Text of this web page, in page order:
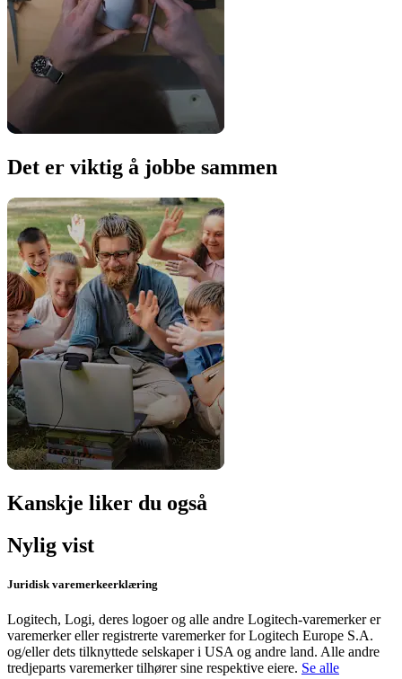
Det er viktig å jobbe sammen
Kanskje liker du også
Nylig vist
Juridisk varemerkeerklæring
Logitech, Logi, deres logoer og alle andre Logitech-varemerker er
varemerker eller registrerte varemerker for Logitech Europe S.A.
og/eller dets tilknyttede selskaper i USA og andre land. Alle andre
tredjeparts varemerker tilhører sine respektive eiere. Se alle